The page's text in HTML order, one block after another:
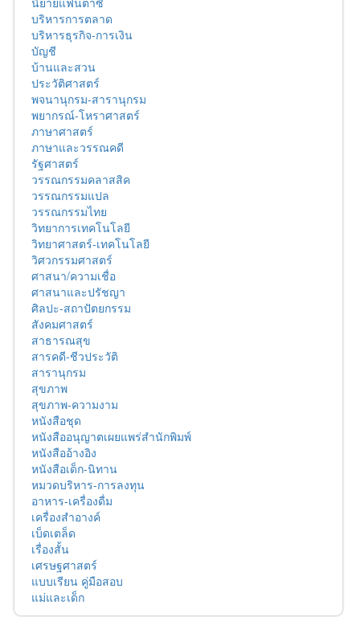
บริหารการตลาด
บริหารธุรกิจ-การเงิน
บัญชี
บ้านและสวน
ประวัติศาสตร์
พจนานุกรม-สารานุกรม
พยากรณ์-โหราศาสตร์
ภาษาศาสตร์
ภาษาและวรรณคดี
รัฐศาสตร์
วรรณกรรมคลาสสิค
วรรณกรรมแปล
วรรณกรรมไทย
วิทยาการเทคโนโลยี
วิทยาศาสตร์-เทคโนโลยี
วิศวกรรมศาสตร์
ศาสนา/ความเชื่อ
ศาสนาและปรัชญา
ศิลปะ-สถาปัตยกรรม
สังคมศาสตร์
สาธารณสุข
สารคดี-ชีวประวัติ
สารานุกรม
สุขภาพ
สุขภาพ-ความงาม
หนังสือชุด
หนังสืออนุญาตเผยแพร่สำนักพิมพ์
หนังสืออ้างอิง
หนังสือเด็ก-นิทาน
หมวดบริหาร-การลงทุน
อาหาร-เครื่องดื่ม
เครื่องสำอางค์
เบ็ดเตล็ด
เรื่องสั้น
เศรษฐศาสตร์
แบบเรียน คู่มือสอบ
แม่และเด็ก